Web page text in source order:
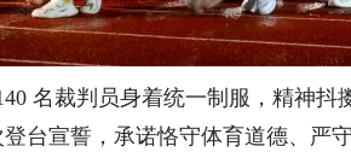
名裁判员身着统一制服，精神
台宣誓，承诺恪守体育道德、严